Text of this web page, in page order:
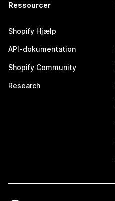
Ressourcer
Shopify Hjælp
API-dokumentation
Shopify Community
Research